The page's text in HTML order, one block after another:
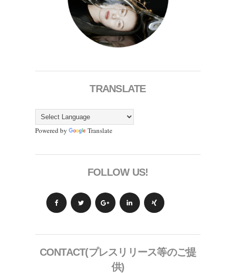
TRANSLATE
Powered by Translate
FOLLOW US!
CONTACT(プレスリリース等のご提
供)